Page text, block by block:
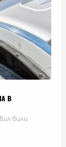
В
били